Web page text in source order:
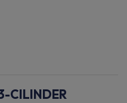
CILINDER